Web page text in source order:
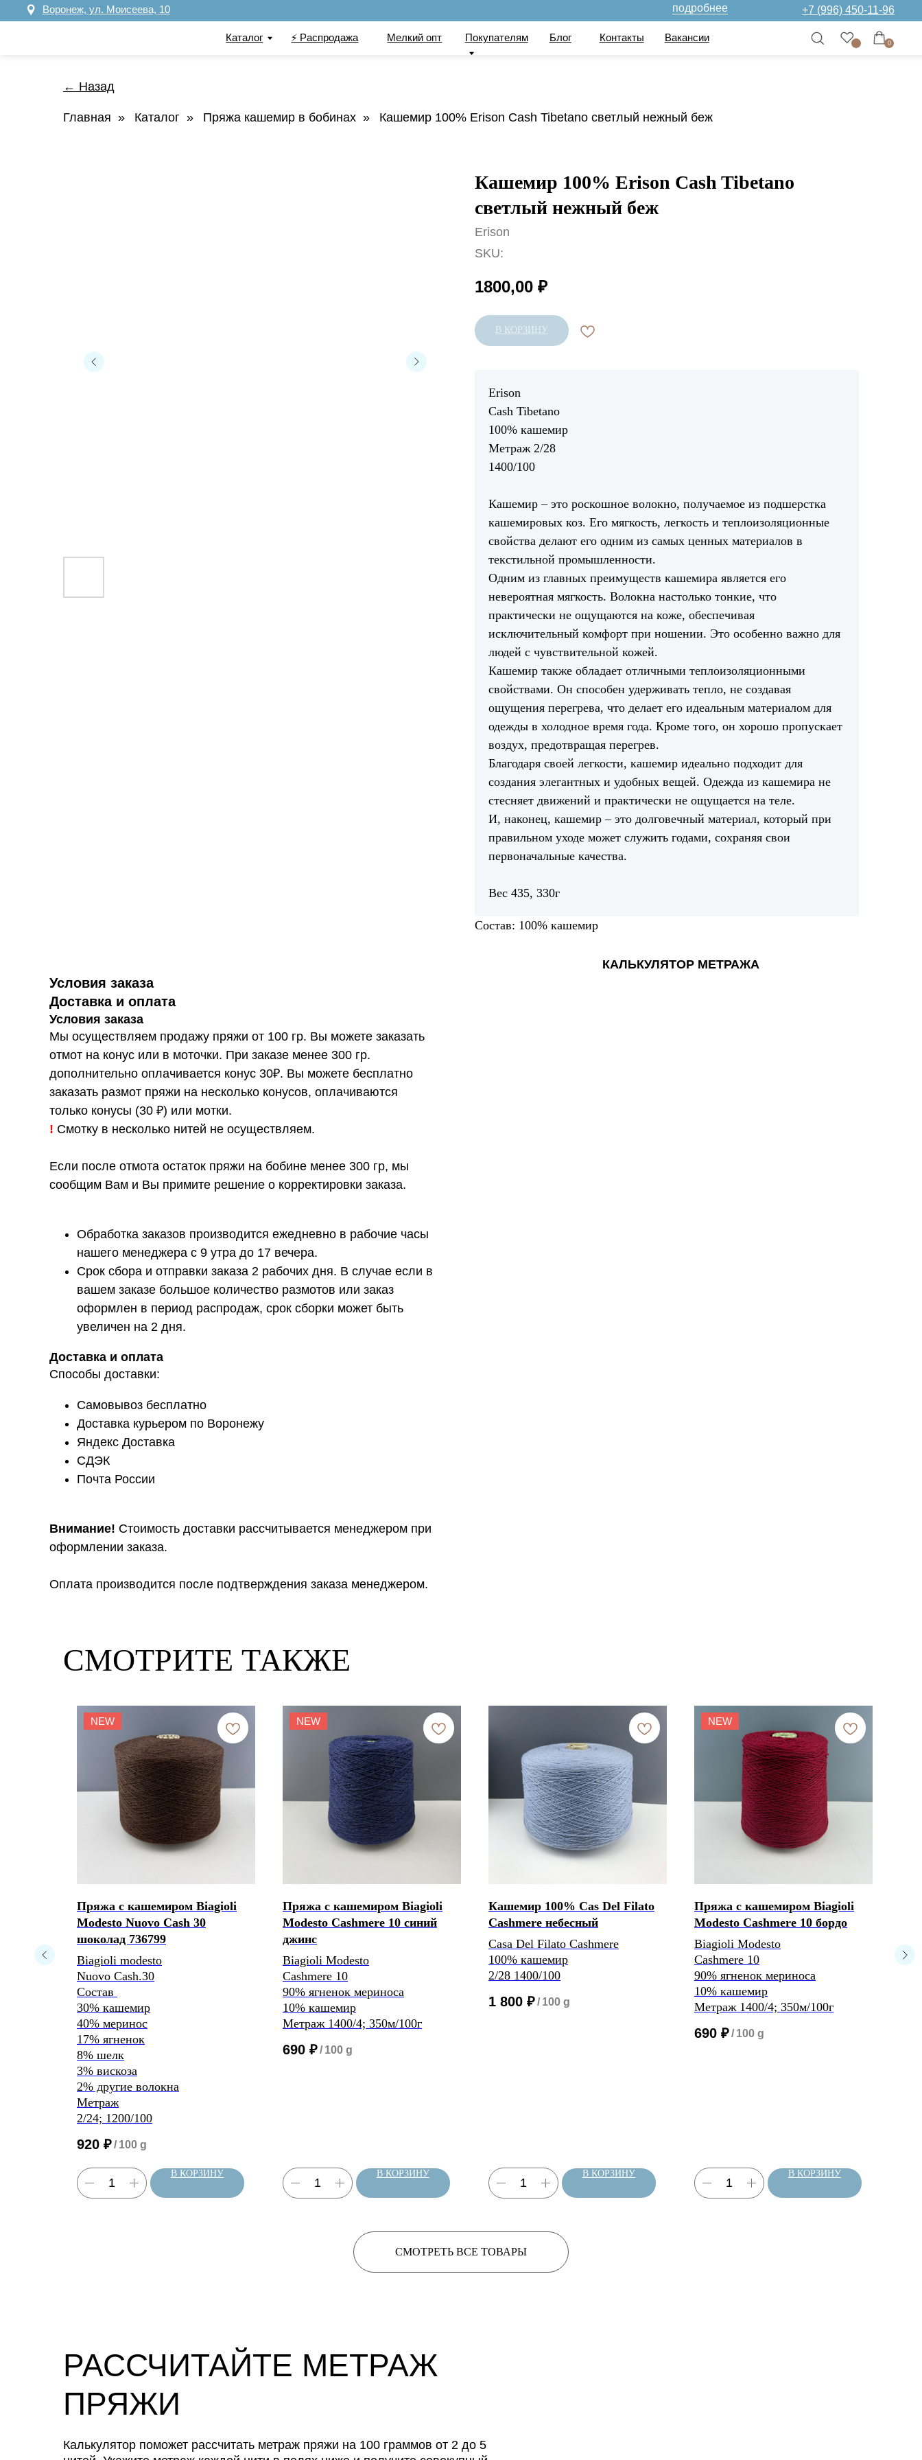
Покупателям Блог
Мелкий опт Контакты Вакансии
Каталог ⚡️ Распродажа
+7 (996) 450-11-96
Воронеж, ул. Моисеева, 10
← Назад
Главная » Каталог » Пряжа кашемир в бобинах » Кашемир 100% Erison Cash Tibetano светлый нежный беж
Кашемир 100% Erison Cash Tibetano
светлый нежный беж
Erison
SKU:
1800,00 ₽
В КОРЗИНУ
Erison
Cash Tibetano
100% кашемир
Метраж 2/28
1400/100
Кашемир – это роскошное волокно, получаемое из подшерстка
кашемировых коз. Его мягкость, легкость и теплоизоляционные
свойства делают его одним из самых ценных материалов в
текстильной промышленности.
Одним из главных преимуществ кашемира является его
невероятная мягкость. Волокна настолько тонкие, что
практически не ощущаются на коже, обеспечивая
исключительный комфорт при ношении. Это особенно важно для
людей с чувствительной кожей.
Кашемир также обладает отличными теплоизоляционными
свойствами. Он способен удерживать тепло, не создавая
ощущения перегрева, что делает его идеальным материалом для
одежды в холодное время года. Кроме того, он хорошо пропускает
воздух, предотвращая перегрев.
Благодаря своей легкости, кашемир идеально подходит для
создания элегантных и удобных вещей. Одежда из кашемира не
стесняет движений и практически не ощущается на теле.
И, наконец, кашемир – это долговечный материал, который при
правильном уходе может служить годами, сохраняя свои
первоначальные качества.
Вес 435, 330г
Состав: 100% кашемир
КАЛЬКУЛЯТОР МЕТРАЖА
Условия заказа
Доставка и оплата
Условия заказа
Мы осуществляем продажу пряжи от 100 гр. Вы можете заказать
отмот на конус или в моточки. При заказе менее 300 гр.
дополнительно оплачивается конус 30₽. Вы можете бесплатно
заказать размот пряжи на несколько конусов, оплачиваются
только конусы (30 ₽) или мотки.
! Смотку в несколько нитей не осуществляем.
Если после отмота остаток пряжи на бобине менее 300 гр, мы
сообщим Вам и Вы примите решение о корректировки заказа.
Обработка заказов производится ежедневно в рабочие часы
нашего менеджера с 9 утра до 17 вечера.
Срок сбора и отправки заказа 2 рабочих дня. В случае если в
вашем заказе большое количество размотов или заказ
оформлен в период распродаж, срок сборки может быть
увеличен на 2 дня.
Доставка и оплата
Способы доставки:
Самовывоз бесплатно
Доставка курьером по Воронежу
Яндекс Доставка
СДЭК
Почта России
Внимание! Стоимость доставки рассчитывается менеджером при
оформлении заказа.
Оплата производится после подтверждения заказа менеджером.
СМОТРИТЕ ТАКЖЕ
NEW
Пряжа с кашемиром Biagioli
Modesto Nuovo Cash 30
шоколад 736799
Biagioli modesto
Nuovo Cash.30
Состав
30% кашемир
40% меринос
17% ягненок
8% шелк
3% вискоза
2% другие волокна
Метраж
2/24; 1200/100
920 ₽/ 100 g
В КОРЗИНУ
NEW
Пряжа с кашемиром Biagioli
Modesto Cashmere 10 синий
джинс
Biagioli Modesto
Cashmere 10
90% ягненок мериноса
10% кашемир
Метраж 1400/4; 350м/100г
690 ₽/ 100 g
В КОРЗИНУ
Кашемир 100% Cas Del Filato
Cashmere небесный
Casa Del Filato Cashmere
100% кашемир
2/28 1400/100
1 800 ₽/ 100 g
В КОРЗИНУ
NEW
Пряжа с кашемиром Biagioli
Modesto Cashmere 10 бордо
Biagioli Modesto
Cashmere 10
90% ягненок мериноса
10% кашемир
Метраж 1400/4; 350м/100г
690 ₽/ 100 g
В КОРЗИНУ
СМОТРЕТЬ ВСЕ ТОВАРЫ
РАССЧИТАЙТЕ МЕТРАЖ
ПРЯЖИ
Калькулятор поможет рассчитать метраж пряжи на 100 граммов от 2 до 5